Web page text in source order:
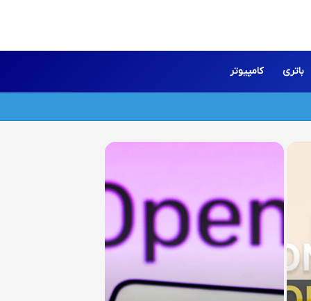
باتری کامپیوتر